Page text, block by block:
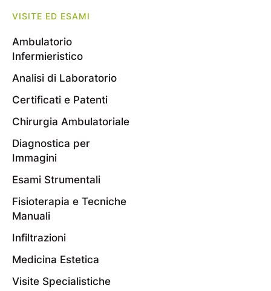
VISITE ED ESAMI
Ambulatorio
Infermieristico
Analisi di Laboratorio
Certificati e Patenti
Chirurgia Ambulatoriale
Diagnostica per
Immagini
Esami Strumentali
Fisioterapia e Tecniche
Manuali
Infiltrazioni
Medicina Estetica
Visite Specialistiche